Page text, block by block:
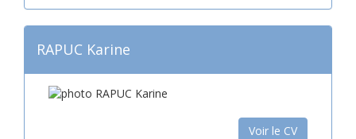
RAPUC Karine
Voir le CV